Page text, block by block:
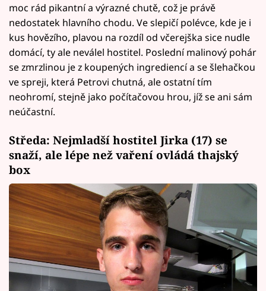
moc rád pikantní a výrazné chutě, což je právě
nedostatek hlavního chodu. Ve slepičí polévce, kde je i
kus hovězího, plavou na rozdíl od včerejška sice nudle
domácí, ty ale neválel hostitel. Poslední malinový pohár
se zmrzlinou je z koupených ingrediencí a se šlehačkou
ve spreji, která Petrovi chutná, ale ostatní tím
neohromí, stejně jako počítačovou hrou, jíž se ani sám
neúčastní.
Středa: Nejmladší hostitel Jirka (17) se
snaží, ale lépe než vaření ovládá thajský
box